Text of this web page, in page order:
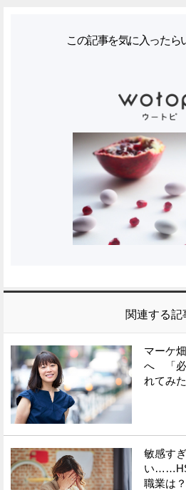
この記事を気に入ったら
関連する記
マーケ
へ 「必
れてみた
敏感す
い
職業は？